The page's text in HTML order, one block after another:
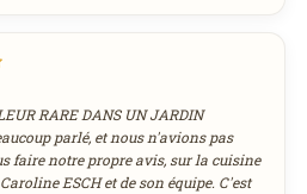
20 21 22
23
27 28 29
30
3 4 5 6
LA LIVRAISON
LIVRÉS AU LUXEMBOURG
RARE DANS UN JARDIN
parlé, et nous n'avions pas
faire notre propre avis, sur la cuisine
ESCH et de son équipe. C'est